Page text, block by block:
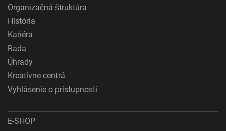
Organizačná štruktúra
História
Kariéra
Rada
Úhrady
Kreatívne centrá
Vyhlásenie o prístupnosti
E-SHOP